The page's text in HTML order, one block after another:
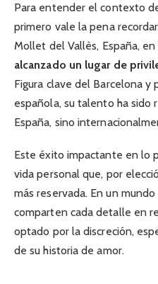
Para entender el contexto
primero vale la pena
Mollet del Vallès, España, en
alcanzado un lugar de
Figura clave del Barcelona
española, su talento ha sido
España, sino
Este éxito impactante en lo
vida personal que, por
más reservada. En un
comparten cada detalle en
optado por la discreción,
de su historia de amor.